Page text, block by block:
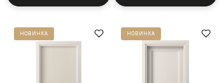
НОВИНКА НОВИНКА